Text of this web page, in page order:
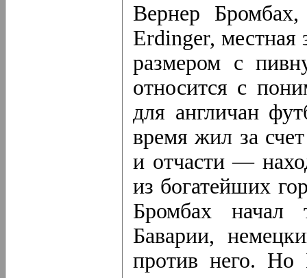
Вернер Бромбах,
Erdinger, местная
размером с
относится с
для англичан
время жил за
и отчасти —
из богатейших
Бромбах начал
Баварии,
против него.